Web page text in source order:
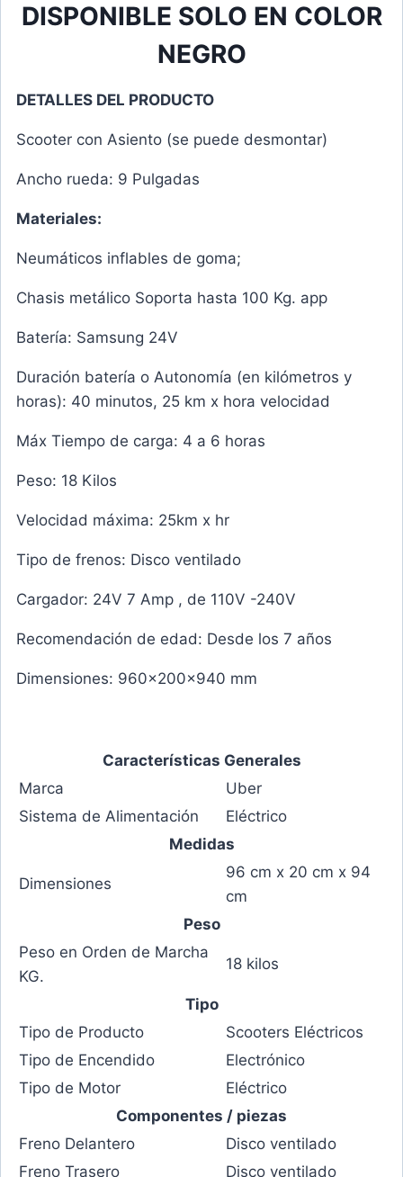
DISPONIBLE SOLO EN COLOR
NEGRO
DETALLES DEL PRODUCTO
Scooter con Asiento (se puede desmontar)
Ancho rueda: 9 Pulgadas
Materiales:
Neumáticos inflables de goma;
Chasis metálico Soporta hasta 100 Kg. app
Batería: Samsung 24V
Duración batería o Autonomía (en kilómetros y
horas): 40 minutos, 25 km x hora velocidad
Máx Tiempo de carga: 4 a 6 horas
Peso: 18 Kilos
Velocidad máxima: 25km x hr
Tipo de frenos: Disco ventilado
Cargador: 24V 7 Amp , de 110V -240V
Recomendación de edad: Desde los 7 años
Dimensiones: 960x200x940 mm
Características Generales
Marca
Uber
Sistema de Alimentación
Eléctrico
Medidas
Dimensiones
96 cm x 20 cm x 94
cm
Peso
Peso en Orden de Marcha
KG.
18 kilos
Tipo
Tipo de Producto
Scooters Eléctricos
Tipo de Encendido
Electrónico
Tipo de Motor
Eléctrico
Componentes / piezas
Freno Delantero
Disco ventilado
Freno Trasero
Disco ventilado